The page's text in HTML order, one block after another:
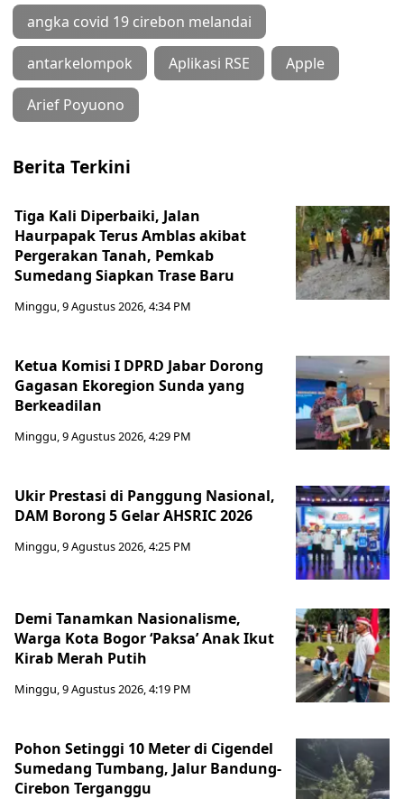
angka covid 19 cirebon melandai
antarkelompok Aplikasi RSE Apple
Arief Poyuono
Berita Terkini
Tiga Kali Diperbaiki, Jalan
Haurpapak Terus Amblas akibat
Pergerakan Tanah, Pemkab
Sumedang Siapkan Trase Baru
Minggu, 9 Agustus 2026, 4:34 PM
Ketua Komisi I DPRD Jabar Dorong
Gagasan Ekoregion Sunda yang
Berkeadilan
Minggu, 9 Agustus 2026, 4:29 PM
Ukir Prestasi di Panggung Nasional,
DAM Borong 5 Gelar AHSRIC 2026
Minggu, 9 Agustus 2026, 4:25 PM
Demi Tanamkan Nasionalisme,
Warga Kota Bogor ‘Paksa’ Anak Ikut
Kirab Merah Putih
Minggu, 9 Agustus 2026, 4:19 PM
Pohon Setinggi 10 Meter di Cigendel
Sumedang Tumbang, Jalur Bandung-
Cirebon Terganggu